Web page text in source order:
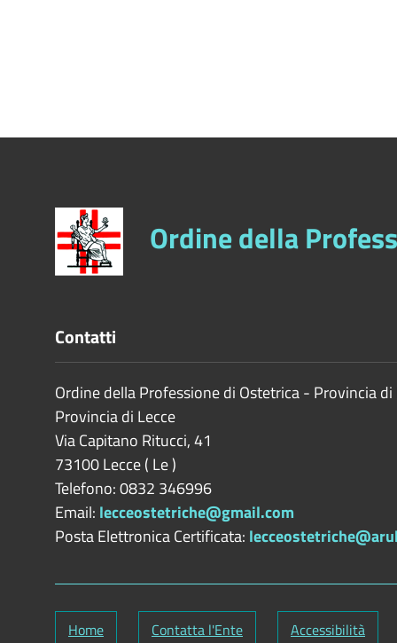
Ordine della
Contatti
Ordine della Professione di Ostetrica - Provincia di
Provincia di Lecce
Via Capitano Ritucci, 41
73100Lecce( Le)
Telefono: 0832 346996
Email: lecceostetriche@gmail.com
Posta Elettronica Certificata:
Home Contatta l'Ente Accessibilità